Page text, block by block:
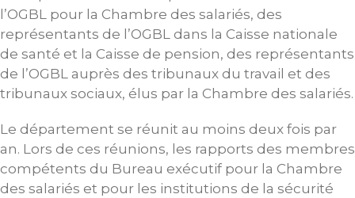
l’OGBL pour la Chambre des salariés, des
représentants de l’OGBL dans la Caisse nationale
de santé et la Caisse de pension, des représentants
de l’OGBL auprès des tribunaux du travail et des
tribunaux sociaux, élus par la Chambre des salariés.
Le département se réunit au moins deux fois par
an. Lors de ces réunions, les rapports des membres
compétents du Bureau exécutif pour la Chambre
des salariés et pour les institutions de la sécurité